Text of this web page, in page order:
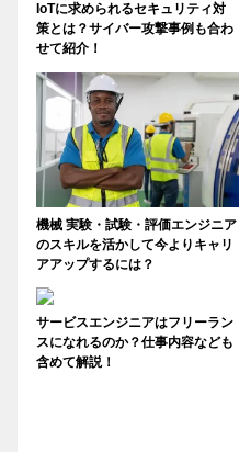
IoTに求められるセキュリティ対
策とは？サイバー攻撃事例も合わ
せて紹介！
機械 実験・試験・評価エンジニア
のスキルを活かして今よりキャリ
アアップするには？
サービスエンジニアはフリーラン
スになれるのか？仕事内容なども
含めて解説！